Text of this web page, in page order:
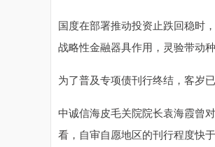
国度在部署推动投资止跌回稳时
战略性金融器具作用，灵验带动种
为了普及专项债刊行终结，客岁
中诚信海皮毛关院院长袁海霞曾
看，自审自愿地区的刊行程度快